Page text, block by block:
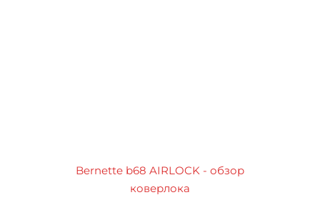
Bernette b68 AIRLOCK - обзор
коверлока